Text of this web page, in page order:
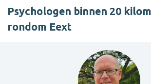
Psychologen binnen 20
rondom Eext